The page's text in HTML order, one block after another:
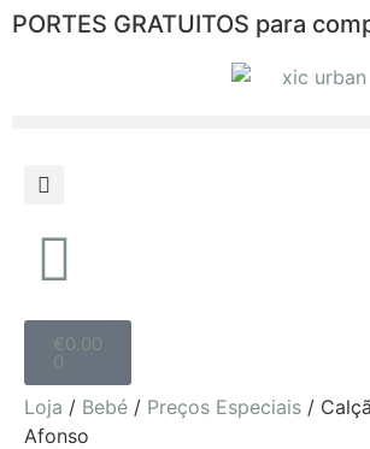
PORTES GRATUITOS para
€0.00
0
Loja / Bebé / Preços Especiais /
Afonso